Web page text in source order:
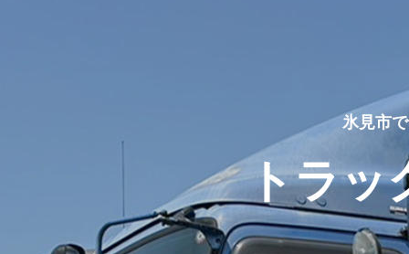
氷見市
トラッ